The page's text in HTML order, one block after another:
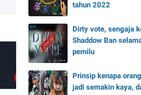
tahun 2022
Dirty vote, sengaja
Shaddow Ban
pemilu
Prinsip kenapa
jadi semakin kaya,